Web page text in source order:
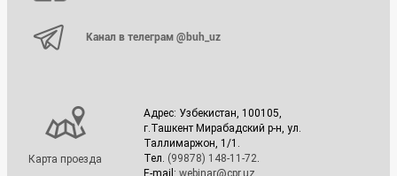
Канал в телеграм @buh_uz
Карта проезда
Адрес: Узбекистан, 100105,
г.Ташкент Мирабадский р-н, ул.
Таллимаржон, 1/1.
Тел. (99878) 148-11-72
E-mail: webinar@cpr.uz